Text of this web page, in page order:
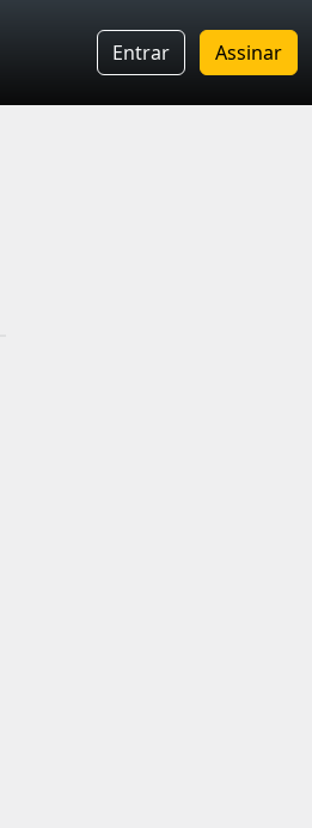
Entrar Assinar